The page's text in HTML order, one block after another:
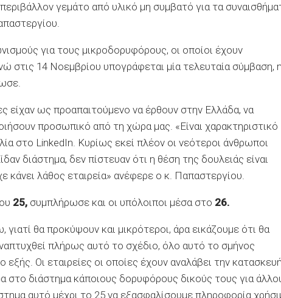
γεμάτο από υλικό μη συμβατό για τα
για τους μικροδορυφόρους, οι οποίοι έχουν
στις 14 Νοεμβρίου υπογράφεται μία τελευταία σύμβαση,
είχαν ως προαπαιτούμενο να έρθουν στην Ελλάδα, να
προσωπικό από τη χώρα μας. «Είναι χαρακτηριστικό
στο LinkedIn. Κυρίως εκεί πλέον οι νεότεροι άνθρωποι
διάστημα, δεν πίστευαν ότι η θέση της δουλειάς είναι
λάθος εταιρεία» ανέφερε ο κ. Παπαστεργίου.
25, συμπλήρωσε και οι υπόλοιποι μέσα στο 26.
θα προκύψουν και μικρότεροι, άρα εικάζουμε ότι θα
πλήρως αυτό το σχέδιο, όλο αυτό το σμήνος
Οι εταιρείες οι οποίες έχουν αναλάβει την
διάστημα κάποιους δορυφόρους δικούς τους για
αυτό μέχρι το 25 να εξασφαλίσουμε πληροφορία